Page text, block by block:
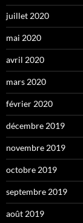
juillet 2020
mai 2020
avril 2020
mars 2020
février 2020
décembre 2019
novembre 2019
octobre 2019
septembre 2019
août 2019